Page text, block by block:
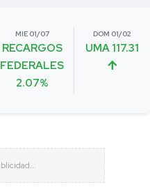
MIE 01/07
RECARGOS
FEDERALES
2.07%
DOM 01/02
UMA 117.31